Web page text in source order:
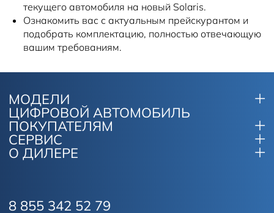
текущего автомобиля на новый Solaris.
Ознакомить вас с актуальным прейскурантом и
подобрать комплектацию, полностью отвечающую
вашим требованиям.
МОДЕЛИ
ЦИФРОВОЙ АВТОМОБИЛЬ
ПОКУПАТЕЛЯМ
СЕРВИС
О ДИЛЕРЕ
8 855 342 52 79